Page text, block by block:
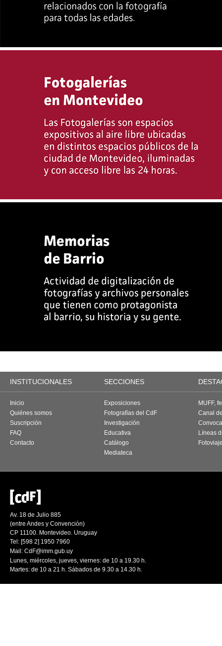
INSTITUCIONALES SECCIONES
Inicio
Quiénes somos
Suscripción
FAQ
Contacto
Exposiciones
Fotografías del CdF
Investigación
Educativa
Catálogo
Mediateca
MUFF,
Canal
Líneas
Av. 18 de Julio 885
(entre Andes y Convención)
CP 11100. Montevideo. Uruguay
Tel: [598 2] 1950 7960
Mail: CdF@imm.gub.uy
Lunes, miércoles, jueves, viernes: de 10 a 19.30 h.
Martes: de 10 a 21 h. Sábados de 9.30 a 14.30 h.